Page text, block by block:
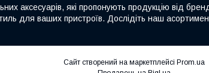
аксесуарів, які пропонують продукцію від
для ваших пристроїв. Дослідіть наш
Сайт створений на маркетплейсі Prom.ua